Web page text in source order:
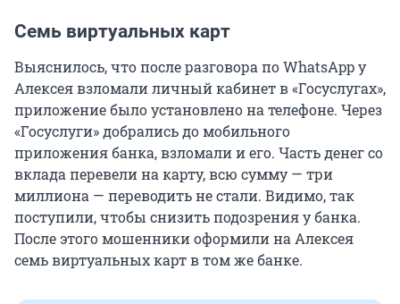
Семь виртуальных карт
Выяснилось, что после разговора по WhatsApp у
Алексея взломали личный кабинет в «Госуслугах»,
приложение было установлено на телефоне. Через
«Госуслуги» добрались до мобильного
приложения банка, взломали и его. Часть денег со
вклада перевели на карту, всю сумму — три
миллиона — переводить не стали. Видимо, так
поступили, чтобы снизить подозрения у банка.
После этого мошенники оформили на Алексея
семь виртуальных карт в том же банке.